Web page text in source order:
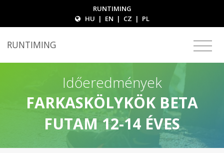
RUNTIMING
HU | EN | CZ | PL
RUNTIMING
Időeredmények
FARKASKÖLYKÖK BETA
FUTAM 12-14 ÉVES